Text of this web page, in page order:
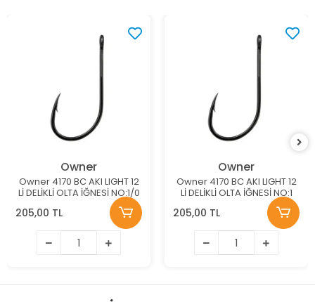
Owner
Owner 4170 BC AKI LIGHT 12
Lİ DELİKLİ OLTA İĞNESİ NO:1/0
205,00 TL
Owner
Owner 4170 BC AKI LIGHT 12
Lİ DELİKLİ OLTA İĞNESİ NO:1
205,00 TL